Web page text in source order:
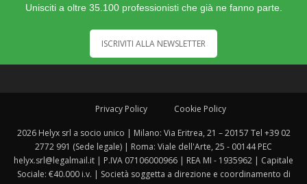
Unisciti a oltre 35.100 professionisti che già ne fanno parte.
ISCRIVITI ALLA NEWSLETTER
Privacy Policy Cookie Policy
2026 Helyx srl a socio unico | Milano: Via Eritrea, 21 – 20157 Tel +39 02
2772 991 (Sede legale) | Roma: Viale dell'Arte, 25 - 00144 PEC
helyx.srl@legalmail.it | P.IVA 07106000966 | REA MI - 1935962 | Capitale
Sociale: €40.000 i.v. | Società soggetta a direzione e coordinamento di